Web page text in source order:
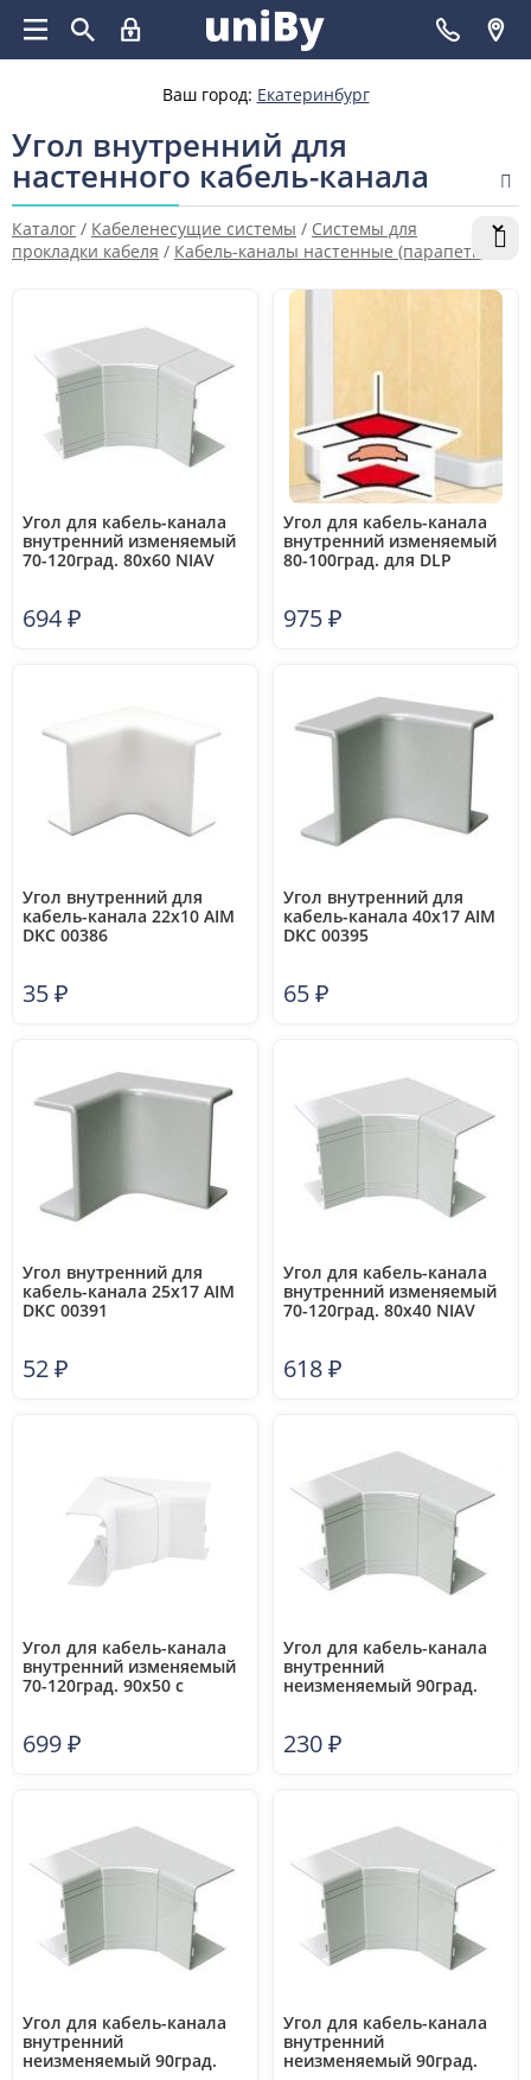
Ваш город: Екатеринбург
Угол внутренний для
настенного кабель-канала
Каталог / Кабеленесущие системы / Системы для
прокладки кабеля / Кабель-каналы настенные (парапетные,
Угол для кабель-канала
внутренний изменяемый
70-120град. 80х60 NIAV
694₽
Угол для кабель-канала
внутренний изменяемый
80-100град. для DLP
975₽
Угол внутренний для
кабель-канала 22х10 AIM
DKC 00386
35₽
Угол внутренний для
кабель-канала 40х17 AIM
DKC 00395
65₽
Угол внутренний для
кабель-канала 25х17 AIM
DKC 00391
52₽
Угол для кабель-канала
внутренний изменяемый
70-120град. 80х40 NIAV
618₽
Угол для кабель-канала
внутренний изменяемый
70-120град. 90х50 с
699₽
Угол для кабель-канала
внутренний
неизменяемый 90град.
230₽
Угол для кабель-канала
внутренний
неизменяемый 90град.
Угол для кабель-канала
внутренний
неизменяемый 90град.